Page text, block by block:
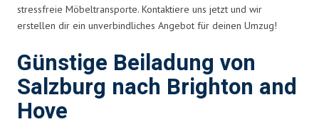
stressfreie Möbeltransporte. Kontaktiere uns jetzt und wir
erstellen dir ein unverbindliches Angebot für deinen Umzug!
Günstige Beiladung von
Salzburg nach Brighton and
Hove